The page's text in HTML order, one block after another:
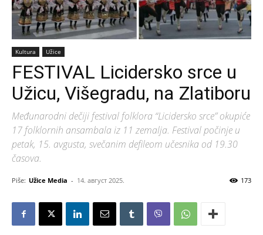
Kultura Užice
FESTIVAL Licidersko srce u
Užicu, Višegradu, na Zlatiboru
Međunarodni dečiji festival folklora “Licidersko srce” okupiće
17 folklornih ansambala iz 11 zemalja. Festival počinje u
petak, 15. avgusta, svečanim defileom učesnika od 19.30
časova.
Piše: Užice Media - 14. август 2025. 173